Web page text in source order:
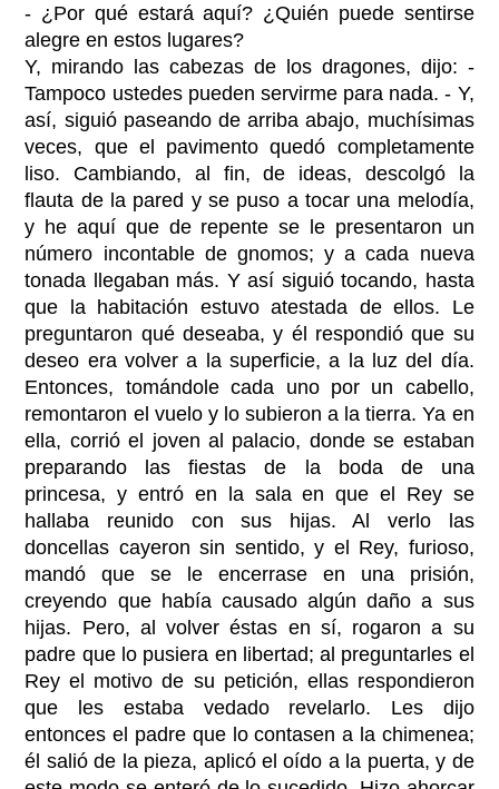
- ¿Por qué estará aquí? ¿Quién puede sentirse
alegre en estos lugares?
Y, mirando las cabezas de los dragones, dijo: -
Tampoco ustedes pueden servirme para nada. - Y,
así, siguió paseando de arriba abajo, muchísimas
veces, que el pavimento quedó completamente
liso. Cambiando, al fin, de ideas, descolgó la
flauta de la pared y se puso a tocar una melodía,
y he aquí que de repente se le presentaron un
número incontable de gnomos; y a cada nueva
tonada llegaban más. Y así siguió tocando, hasta
que la habitación estuvo atestada de ellos. Le
preguntaron qué deseaba, y él respondió que su
deseo era volver a la superficie, a la luz del día.
Entonces, tomándole cada uno por un cabello,
remontaron el vuelo y lo subieron a la tierra. Ya en
ella, corrió el joven al palacio, donde se estaban
preparando las fiestas de la boda de una
princesa, y entró en la sala en que el Rey se
hallaba reunido con sus hijas. Al verlo las
doncellas cayeron sin sentido, y el Rey, furioso,
mandó que se le encerrase en una prisión,
creyendo que había causado algún daño a sus
hijas. Pero, al volver éstas en sí, rogaron a su
padre que lo pusiera en libertad; al preguntarles el
Rey el motivo de su petición, ellas respondieron
que les estaba vedado revelarlo. Les dijo
entonces el padre que lo contasen a la chimenea;
él salió de la pieza, aplicó el oído a la puerta, y de